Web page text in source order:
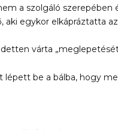
a szolgáló
aki egykor elkápráztatta
várta
be a bálba, hogy